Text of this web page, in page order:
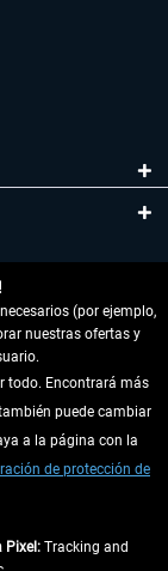
(por ejemplo,
nuestras ofertas y
todo. Encontrará más
puede cambiar
a la página con la
de protección de
Pixel: Tracking and